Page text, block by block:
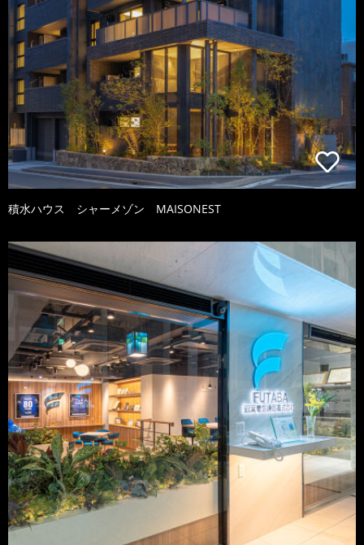
積水ハウス シャーメゾン MAISONEST